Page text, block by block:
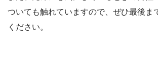
ついても触れていますので、ぜひ最後ま
ください。